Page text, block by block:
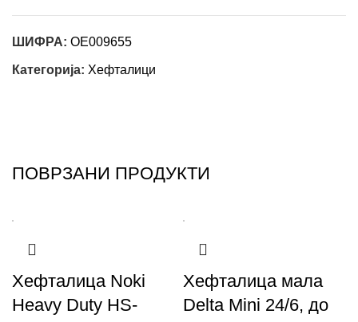
ШИФРА: OE009655
Категорија: Хефталици
ПОВРЗАНИ ПРОДУКТИ
Хефталица Noki
Heavy Duty HS-
Хефталица мала
Delta Mini 24/6, до